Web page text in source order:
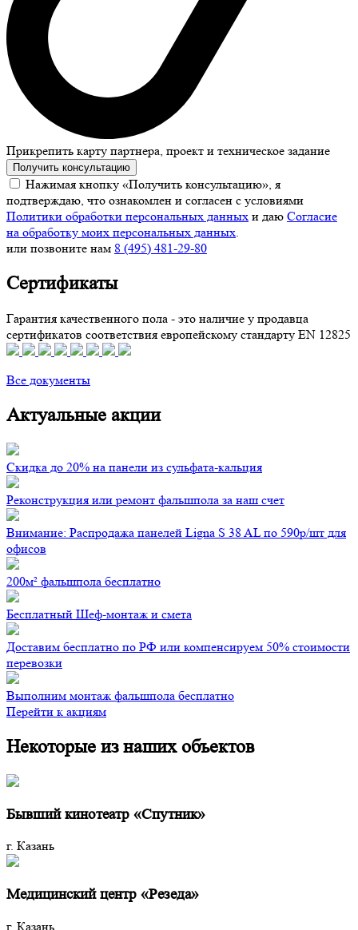
Прикрепить карту партнера, проект и техническое задание
Получить консультацию
Нажимая кнопку «Получить консультацию», я
подтверждаю, что ознакомлен и согласен с условиями
Политики обработки персональных данных и даю Согласие
на обработку моих персональных данных.
или позвоните нам 8 (495) 481-29-80
Сертификаты
Гарантия качественного пола - это наличие у продавца
сертификатов соответствия европейскому стандарту EN 12825
Все документы
Актуальные акции
Скидка до 20% на панели из сульфата-кальция
Реконструкция или ремонт фальшпола за наш счет
Внимание: Распродажа панелей Ligna S 38 AL по 590р/шт для
офисов
200м² фальшпола бесплатно
Бесплатный Шеф-монтаж и смета
Доставим бесплатно по РФ или компенсируем 50% стоимости
перевозки
Выполним монтаж фальшпола бесплатно
Перейти к акциям
Некоторые из наших объектов
Бывший кинотеатр «Спутник»
г. Казань
Медицинский центр «Резеда»
г. Казань